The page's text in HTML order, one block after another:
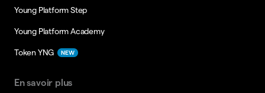
Young Platform Step
Young Platform Academy
Token YNG NEW
En savoir plus